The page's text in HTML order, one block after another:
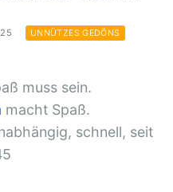
UNNÜTZES GEDÖNS
muss sein.
macht Spaß.
schnell, seit